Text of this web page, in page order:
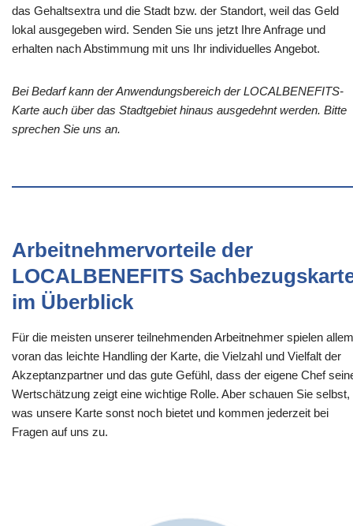
das Gehaltsextra und die Stadt bzw. der Standort, weil das Geld
lokal ausgegeben wird. Senden Sie uns jetzt Ihre Anfrage und
erhalten nach Abstimmung mit uns Ihr individuelles Angebot.
Bei Bedarf kann der Anwendungsbereich der LOCALBENEFITS-
Karte auch über das Stadtgebiet hinaus ausgedehnt werden. Bitte
sprechen Sie uns an.
Arbeitnehmervorteile der
LOCALBENEFITS
im Überblick
Für die meisten unserer teilnehmenden Arbeitnehmer spielen allem
voran das leichte Handling der Karte, die Vielzahl und Vielfalt der
Akzeptanzpartner und das gute Gefühl, dass der eigene Chef
Wertschätzung zeigt eine wichtige Rolle. Aber schauen Sie selbst,
was unsere Karte sonst noch bietet und kommen jederzeit bei
Fragen auf uns zu.